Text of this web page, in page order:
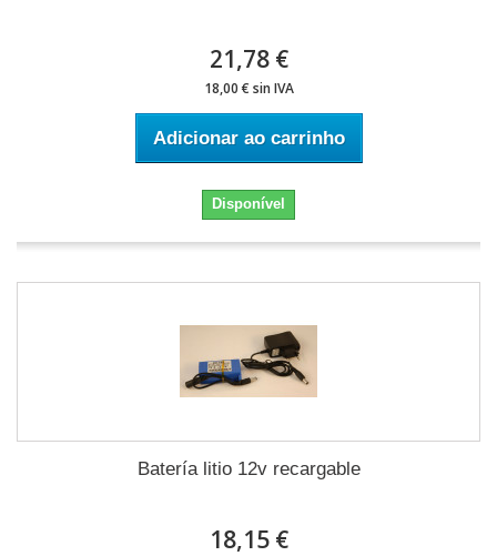
21,78 €
18,00 € sin IVA
Adicionar ao carrinho
Disponível
Batería litio 12v recargable
18,15 €